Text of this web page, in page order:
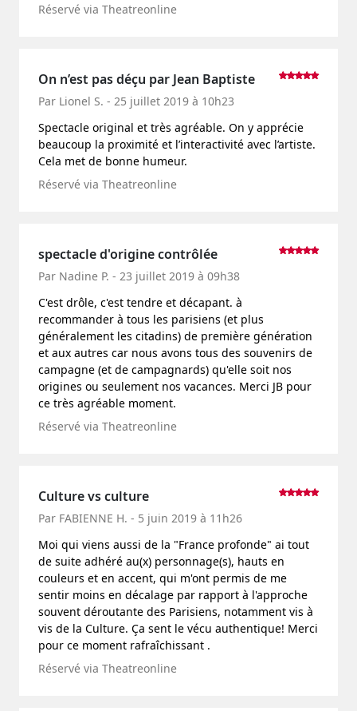
Réservé via Theatreonline
On n’est pas déçu par Jean Baptiste
Par Lionel S. - 25 juillet 2019 à 10h23
Spectacle original et très agréable. On y apprécie
beaucoup la proximité et l’interactivité avec l’artiste.
Cela met de bonne humeur.
Réservé via Theatreonline
spectacle d'origine contrôlée
Par Nadine P. - 23 juillet 2019 à 09h38
C'est drôle, c'est tendre et décapant. à
recommander à tous les parisiens (et plus
généralement les citadins) de première génération
et aux autres car nous avons tous des souvenirs de
campagne (et de campagnards) qu'elle soit nos
origines ou seulement nos vacances. Merci JB pour
ce très agréable moment.
Réservé via Theatreonline
Culture vs culture
Par FABIENNE H. - 5 juin 2019 à 11h26
Moi qui viens aussi de la "France profonde" ai tout
de suite adhéré au(x) personnage(s), hauts en
couleurs et en accent, qui m'ont permis de me
sentir moins en décalage par rapport à l'approche
souvent déroutante des Parisiens, notamment vis à
vis de la Culture. Ça sent le vécu authentique! Merci
pour ce moment rafraîchissant .
Réservé via Theatreonline